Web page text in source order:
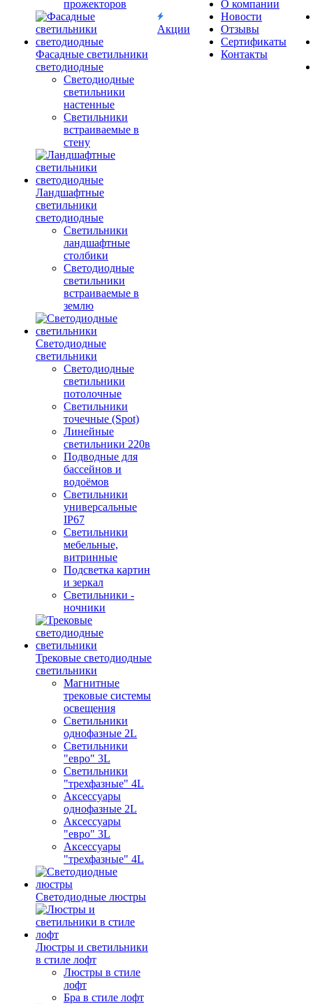
прожекторов
Фасадные светильники
светодиодные
Светодиодные
светильники
настенные
Светильники
встраиваемые в
стену
Ландшафтные
светильники
светодиодные
Светильники
ландшафтные
столбики
Светодиодные
светильники
встраиваемые в
землю
Светодиодные
светильники
Светодиодные
светильники
потолочные
Светильники
точечные (Spot)
Линейные
светильники 220в
Подводные для
бассейнов и
водоёмов
Светильники
универсальные
IP67
Светильники
мебельные,
витринные
Подсветка картин
и зеркал
Светильники -
ночники
Трековые светодиодные
светильники
Магнитные
трековые системы
освещения
Светильники
однофазные 2L
Светильники
"евро" 3L
Светильники
"трехфазные" 4L
Аксессуары
однофазные 2L
Аксессуары
"евро" 3L
Аксессуары
"трехфазные" 4L
Светодиодные люстры
Люстры и светильники
в стиле лофт
Люстры в стиле
лофт
Бра в стиле лофт
Акции
О компании
Новости
Отзывы
Сертификаты
Контакты